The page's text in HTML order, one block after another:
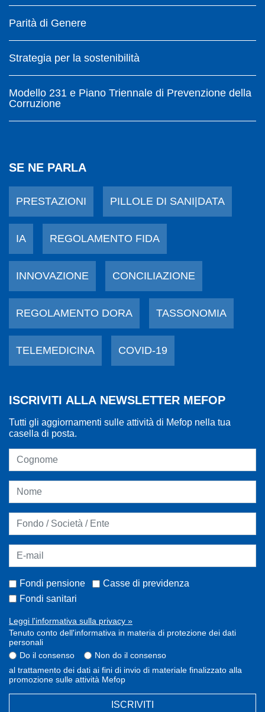
Parità di Genere
Strategia per la sostenibilità
Modello 231 e Piano Triennale di Prevenzione della
Corruzione
SE NE PARLA
PRESTAZIONI PILLOLE DI SANI|DATA
IA REGOLAMENTO FIDA
INNOVAZIONE CONCILIAZIONE
REGOLAMENTO DORA TASSONOMIA
TELEMEDICINA COVID-19
ISCRIVITI ALLA NEWSLETTER MEFOP
Tutti gli aggiornamenti sulle attività di Mefop nella tua
casella di posta.
Fondi pensione
Casse di previdenza
Fondi sanitari
Leggi l'informativa sulla privacy »
Tenuto conto dell'informativa in materia di protezione dei dati
personali
Do il consenso
Non do il consenso
al trattamento dei dati ai fini di invio di materiale finalizzato alla
promozione sulle attività Mefop
ISCRIVITI